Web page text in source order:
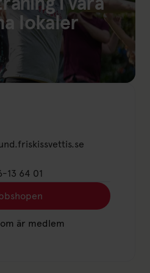
lokaler
to
13 64 01
Länk till: Webbshopen
Länk till: För dig som är
är medlem